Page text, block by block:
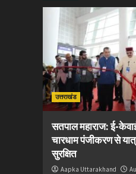
उत्तराखंड
सतपाल महाराज: ई-
चारधाम पंजीकरण से
सुरक्षित
Aapka Uttarakhand